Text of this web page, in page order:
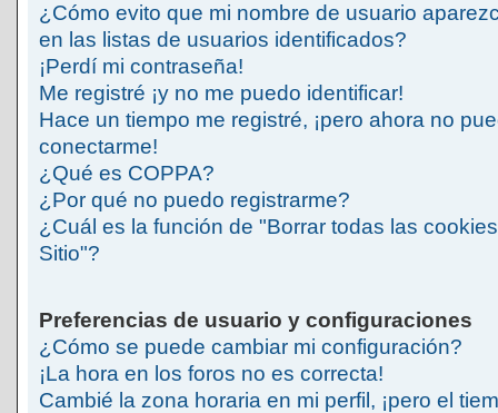
¿Cómo evito que mi nombre de usuario
en las listas de usuarios identificados?
¡Perdí mi contraseña!
Me registré ¡y no me puedo identificar!
Hace un tiempo me registré, ¡pero ahora no
conectarme!
¿Qué es COPPA?
¿Por qué no puedo registrarme?
¿Cuál es la función de "Borrar todas las
Sitio"?
Preferencias de usuario y configuraciones
¿Cómo se puede cambiar mi configuración?
¡La hora en los foros no es correcta!
Cambié la zona horaria en mi perfil, ¡pero el